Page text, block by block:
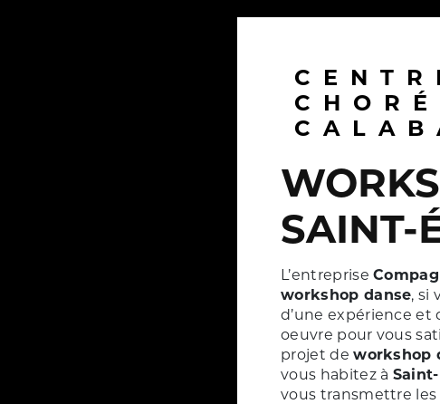
CENTRE
WORKSHOP DANSE À
SAINT-
L’entreprise
workshop danse, si
d’une expérience et
oeuvre pour vous
projet deworkshop
vous habitez à
vous transmettre